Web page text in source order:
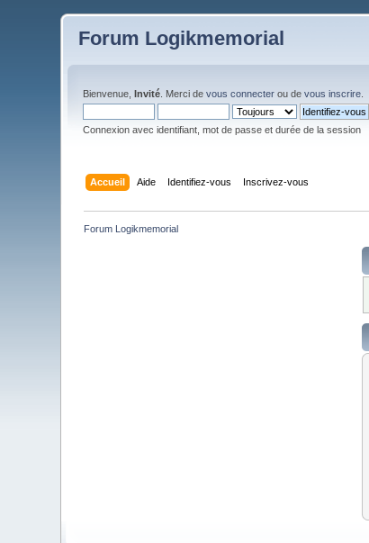
Forum Logikmemorial
Bienvenue,Invité . Merci devous connecter ou devous inscrire
Connexion avec identifiant, mot de passe et durée de la session
Accueil Aide Identifiez-vous Inscrivez-vous
Forum Logikmemorial